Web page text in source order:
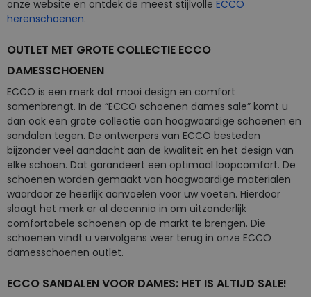
onze website en ontdek de meest stijlvolle ECCO
herenschoenen.
OUTLET MET GROTE COLLECTIE ECCO
DAMESSCHOENEN
ECCO is een merk dat mooi design en comfort
samenbrengt. In de “ECCO schoenen dames sale” komt u
dan ook een grote collectie aan hoogwaardige schoenen en
sandalen tegen. De ontwerpers van ECCO besteden
bijzonder veel aandacht aan de kwaliteit en het design van
elke schoen. Dat garandeert een optimaal loopcomfort. De
schoenen worden gemaakt van hoogwaardige materialen
waardoor ze heerlijk aanvoelen voor uw voeten. Hierdoor
slaagt het merk er al decennia in om uitzonderlijk
comfortabele schoenen op de markt te brengen. Die
schoenen vindt u vervolgens weer terug in onze ECCO
damesschoenen outlet.
ECCO SANDALEN VOOR DAMES: HET IS ALTIJD SALE!